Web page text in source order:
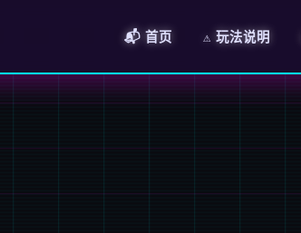
📬 首页 ⚠️ 玩法说明